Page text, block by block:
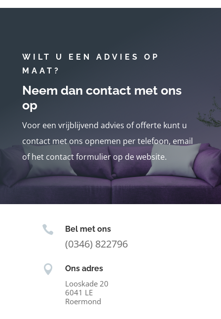
WILT U EEN ADVIES OP
MAAT?
Neem dan contact met ons
op
Voor een vrijblijvend advies of offerte kunt u
contact met ons opnemen per telefoon, email
of het contact formulier op de website.
 Bel met ons
(0346) 822796
 Ons adres
Looskade 20
6041 LE
Roermond